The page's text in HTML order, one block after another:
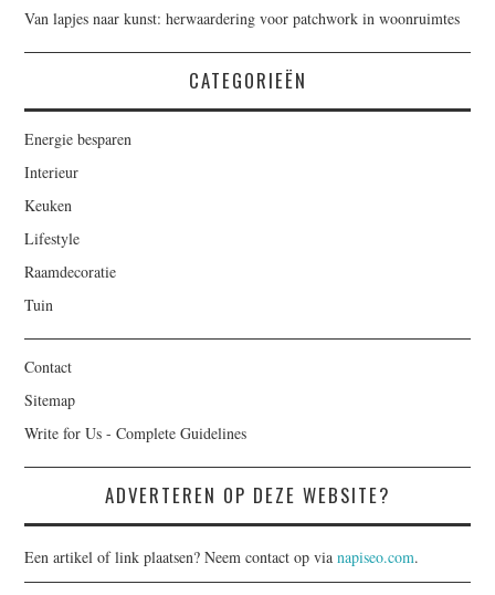
Van lapjes naar kunst: herwaardering voor patchwork in woonruimtes
CATEGORIEËN
Energie besparen
Interieur
Keuken
Lifestyle
Raamdecoratie
Tuin
Contact
Sitemap
Write for Us - Complete Guidelines
ADVERTEREN OP DEZE WEBSITE?
Een artikel of link plaatsen? Neem contact op vianapiseo.com.